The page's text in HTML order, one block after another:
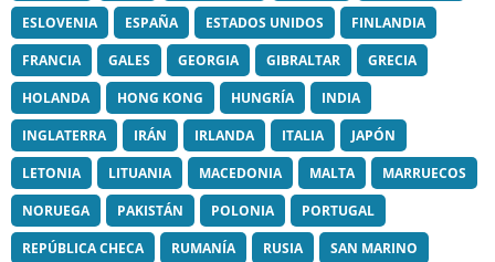
ESLOVENIA
ESPAÑA ESTADOS UNIDOS
FINLANDIA
FRANCIA
GALES GEORGIA GIBRALTAR
GRECIA
HOLANDA
HONG KONG HUNGRÍA
INDIA
INGLATERRA
IRÁN IRLANDA ITALIA
JAPÓN
LETONIA
LITUANIA MACEDONIA MALTA
MARRUECOS
NORUEGA
PAKISTÁN POLONIA
PORTUGAL
REPÚBLICA CHECA
RUMANÍA RUSIA SAN MARINO